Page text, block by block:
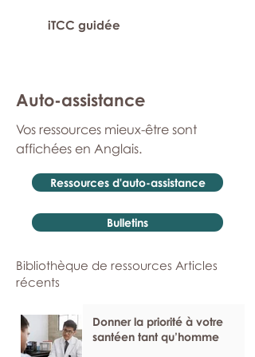
iTCC guidée
Auto-assistance
Vos ressources mieux-être sont
affichées en Anglais.
Ressources d'auto-assistance
Bulletins
Bibliothèque de ressources Articles
récents
Donner la priorité à votre
santéen tant qu’homme